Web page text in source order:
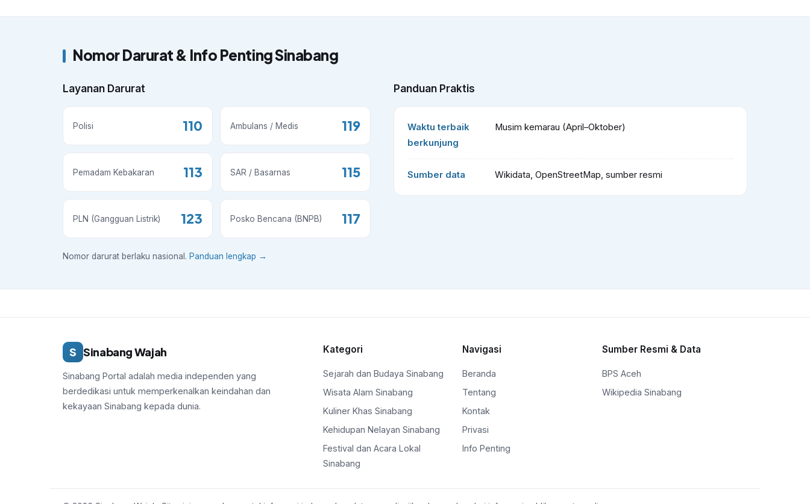
Nomor Darurat & Info Penting Sinabang
Layanan Darurat
Polisi 110 Ambulans / Medis 119
Pemadam Kebakaran 113 SAR / Basarnas 115
PLN (Gangguan Listrik) 123 Posko Bencana (BNPB) 117
Panduan Praktis
Waktu terbaik
berkunjung
Musim kemarau (April–Oktober)
Sumber data Wikidata, OpenStreetMap, sumber resmi
Nomor darurat berlaku nasional. Panduan lengkap →
S Sinabang Wajah
Sinabang Portal adalah media independen yang
berdedikasi untuk memperkenalkan keindahan dan
kekayaan Sinabang kepada dunia.
Kategori
Sejarah dan Budaya Sinabang
Wisata Alam Sinabang
Kuliner Khas Sinabang
Kehidupan Nelayan Sinabang
Festival dan Acara Lokal
Sinabang
Navigasi
Beranda
Tentang
Kontak
Privasi
Info Penting
Sumber Resmi & Data
BPS Aceh
Wikipedia Sinabang